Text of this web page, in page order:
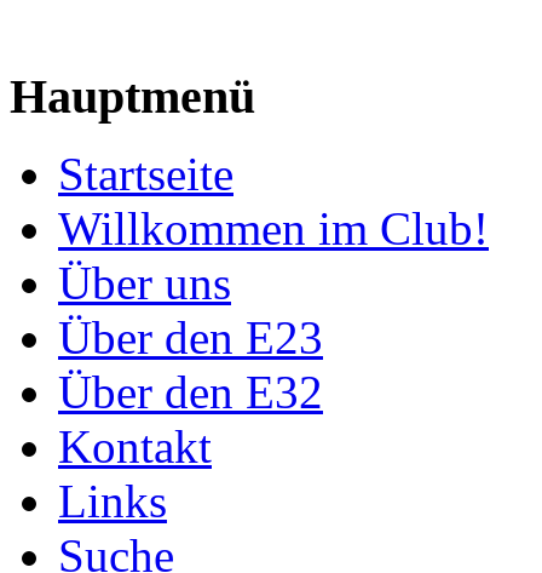
Hauptmenü
Startseite
Willkommen im Club!
Über uns
Über den E23
Über den E32
Kontakt
Links
Suche